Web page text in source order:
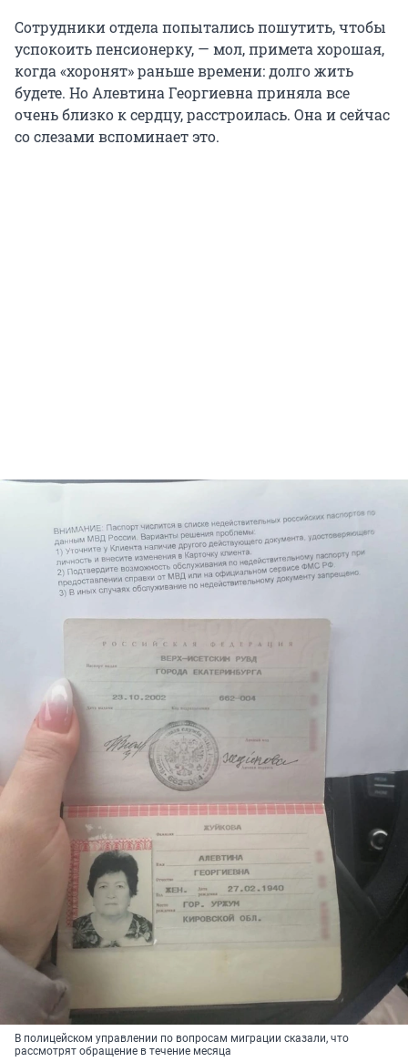
Сотрудники отдела попытались пошутить, чтобы
успокоить пенсионерку, — мол, примета хорошая,
когда «хоронят» раньше времени: долго жить
будете. Но Алевтина Георгиевна приняла все
очень близко к сердцу, расстроилась. Она и сейчас
со слезами вспоминает это.
В полицейском управлении по вопросам миграции сказали, что
рассмотрят обращение в течение месяца